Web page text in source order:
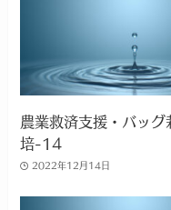
農業救済支援・バッグ
培-14
2022年12月14日